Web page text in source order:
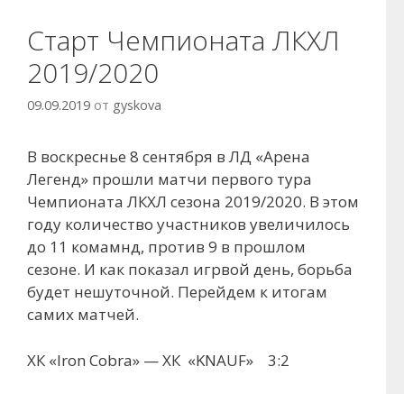
Старт Чемпионата ЛКХЛ
2019/2020
09.09.2019 от gyskova
В воскреснье 8 сентября в ЛД «Арена
Легенд» прошли матчи первого тура
Чемпионата ЛКХЛ сезона 2019/2020. В этом
году количество участников увеличилось
до 11 комамнд, против 9 в прошлом
сезоне. И как показал игрвой день, борьба
будет нешуточной. Перейдем к итогам
самих матчей.
ХК «Iron Cobra» — ХК «KNAUF» 3:2